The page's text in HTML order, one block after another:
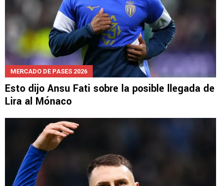
Esto dijo Ansu Fati sobre la posible llegada de
Lira al Mónaco